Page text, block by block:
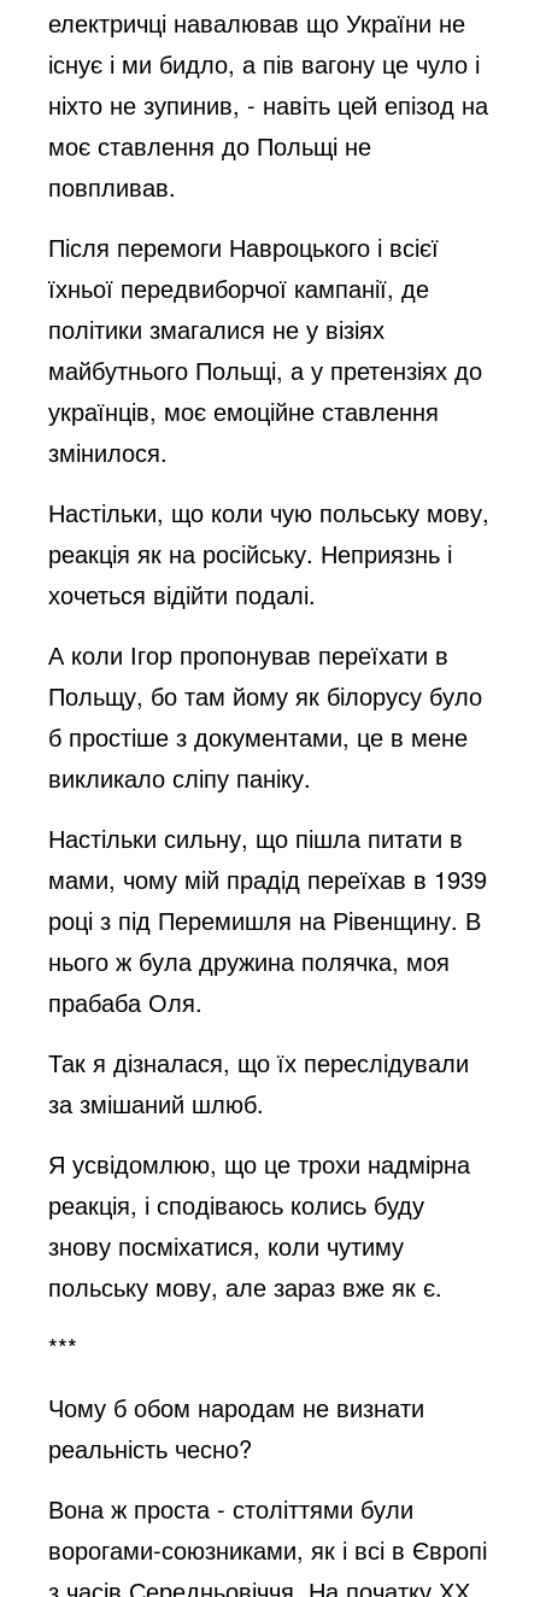
електричці навалював що України не
існує і ми бидло, а пів вагону це чуло і
ніхто не зупинив, - навіть цей епізод на
моє ставлення до Польщі не
повпливав.
Після перемоги Навроцького і всієї
їхньої передвиборчої кампанії, де
політики змагалися не у візіях
майбутнього Польщі, а у претензіях до
українців, моє емоційне ставлення
змінилося.
Настільки, що коли чую польську мову,
реакція як на російську. Неприязнь і
хочеться відійти подалі.
А коли Ігор пропонував переїхати в
Польщу, бо там йому як білорусу було
б простіше з документами, це в мене
викликало сліпу паніку.
Настільки сильну, що пішла питати в
мами, чому мій прадід переїхав в 1939
році з під Перемишля на Рівенщину. В
нього ж була дружина полячка, моя
прабаба Оля.
Так я дізналася, що їх переслідували
за змішаний шлюб.
Я усвідомлюю, що це трохи надмірна
реакція, і сподіваюсь колись буду
знову посміхатися, коли чутиму
польську мову, але зараз вже як є.
***
Чому б обом народам не визнати
реальність чесно?
Вона ж проста - століттями були
ворогами-союзниками, як і всі в Європі